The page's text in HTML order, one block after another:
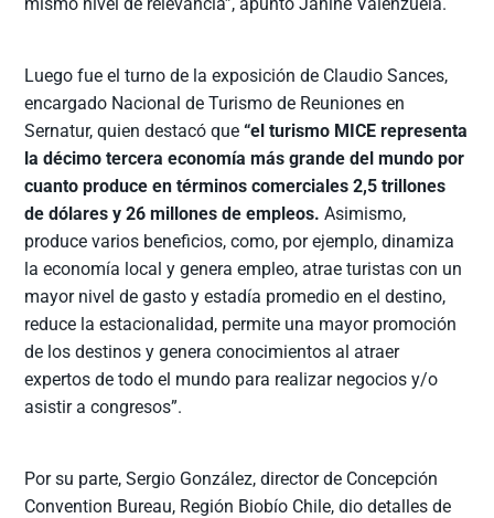
Luego fue el turno de la exposición de Claudio Sances,
encargado Nacional de Turismo de Reuniones en
Sernatur, quien destacó que“el turismo MICE representa
la décimo tercera economía más grande del mundo por
cuanto produce en términos comerciales 2,5 trillones
de dólares y 26 millones de empleos. Asimismo,
produce varios beneficios, como, por ejemplo, dinamiza
la economía local y genera empleo, atrae turistas con un
mayor nivel de gasto y estadía promedio en el destino,
reduce la estacionalidad, permite una mayor promoción
de los destinos y genera conocimientos al atraer
expertos de todo el mundo para realizar negocios y/o
asistir a congresos”.
Por su parte, Sergio González, director de Concepción
Convention Bureau, Región Biobío Chile, dio detalles de